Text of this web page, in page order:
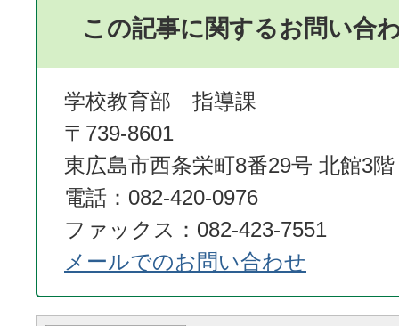
この記事に関するお問い合
学校教育部 指導課
〒739-8601
東広島市西条栄町8番29号 北館3階
電話：082-420-0976
ファックス：082-423-7551
メールでのお問い合わせ